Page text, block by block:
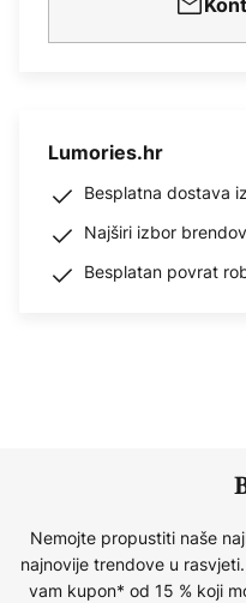
Lumories.hr
Besplatna dostava
Najširi izbor
Besplatan povrat
Nemojte propustiti naše
najnovije trendove u
vam kupon* od 15 % koji